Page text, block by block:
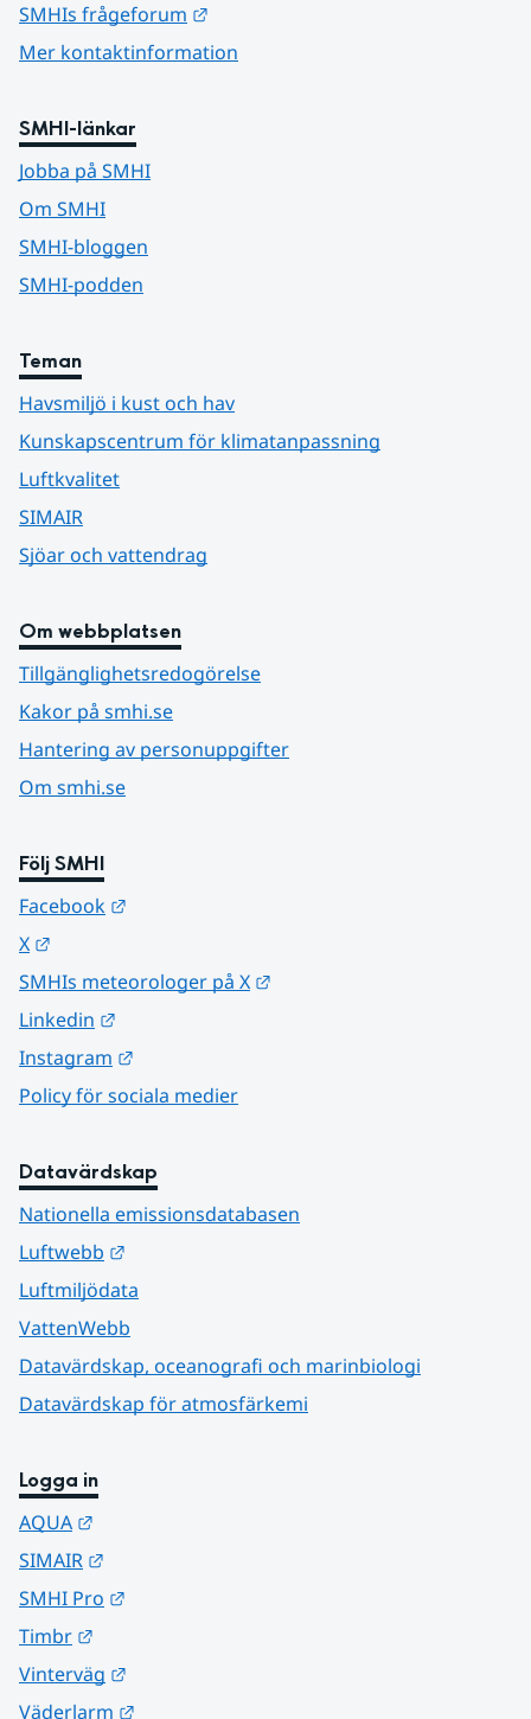
SMHIs frågeforum
Mer kontaktinformation
SMHI-länkar
Jobba på SMHI
Om SMHI
SMHI-bloggen
SMHI-podden
Teman
Havsmiljö i kust och hav
Kunskapscentrum för klimatanpassning
Luftkvalitet
SIMAIR
Sjöar och vattendrag
Om webbplatsen
Tillgänglighetsredogörelse
Kakor på smhi.se
Hantering av personuppgifter
Om smhi.se
Följ SMHI
Facebook
X
SMHIs meteorologer på X
Linkedin
Instagram
Policy för sociala medier
Datavärdskap
Nationella emissionsdatabasen
Luftwebb
Luftmiljödata
VattenWebb
Datavärdskap, oceanografi och marinbiologi
Datavärdskap för atmosfärkemi
Logga in
AQUA
SIMAIR
SMHI Pro
Timbr
Vinterväg
Väderlarm